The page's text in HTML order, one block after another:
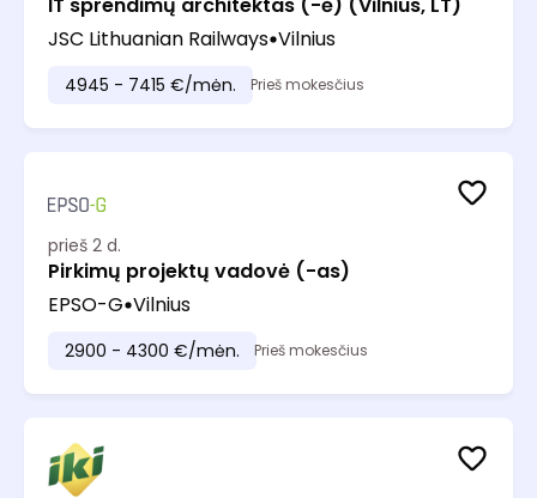
JSC Lithuanian Railways Vilnius
4945 - 7415 €/mėn. Prieš mokesčius
prieš 2 d.
Pirkimų projektų vadovė (-as)
EPSO-G Vilnius
2900 - 4300 €/mėn. Prieš mokesčius